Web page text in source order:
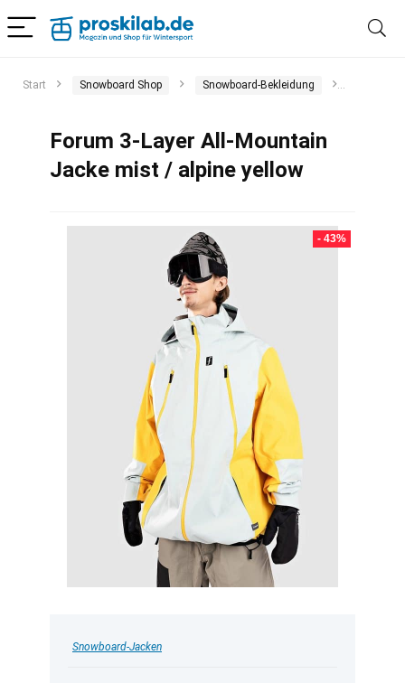
Start Snowboard Shop Snowboard-Bekleidung
Forum 3-Layer All-Mountain
Jacke mist / alpine yellow
- 43%
Snowboard-Jacken